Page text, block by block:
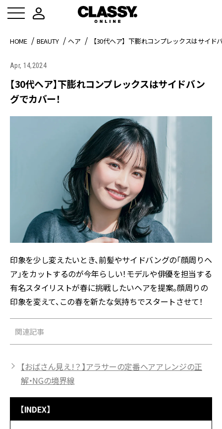
HOME BEAUTY ヘア 【30代ヘア】下膨れコンプレックスはサイド
Apr, 14,2024
【30代ヘア】下膨れコンプレックスはサイドバン
グでカバー！
印象を少し変えたいとき、前髪やサイドバングの「顔周りヘ
ア」をカットするのが今年らしい！モデルや俳優を担当する
有名スタイリストが春に挑戦したいヘアを提案。顔周りの
印象を変えて、この春を新たな気持ちでスタートさせて！
関連記事
【おばさん見え!？】アラサーの定番ヘアアレンジの正
解・NGの境界線
【INDEX】